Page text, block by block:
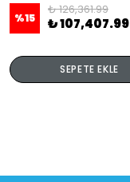
%15
₺ 126,361.99
₺ 107,407.99
SEPETE EKLE